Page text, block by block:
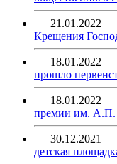
21.01.2022
Крещения
18.01.2022
прошло
18.01.2022
премии им. А.П.
30.12.2021
детская